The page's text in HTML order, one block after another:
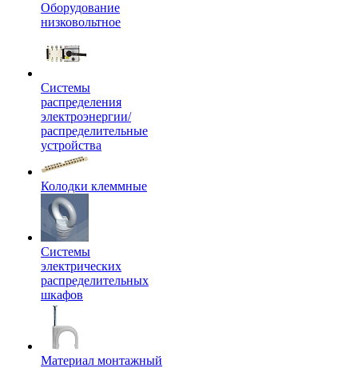
Оборудование
низковольтное
Системы
распределения
электроэнергии/
распределительные
устройства
Колодки клеммные
Системы
электрических
распределительных
шкафов
Материал монтажный